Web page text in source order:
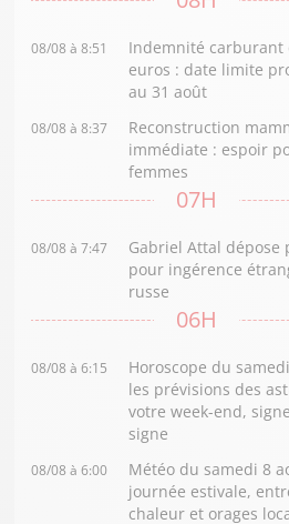
08/08 à 8:51
Indemnité carburant
euros : date limite
au 31 août
08/08 à 8:37
Reconstruction
immédiate : espoir
femmes
07H
08/08 à 7:47
Gabriel Attal dépose
pour ingérence
russe
06H
08/08 à 6:15
Horoscope du
les prévisions des
votre week-end,
signe
08/08 à 6:00
Météo du samedi 8
journée estivale,
chaleur et orages